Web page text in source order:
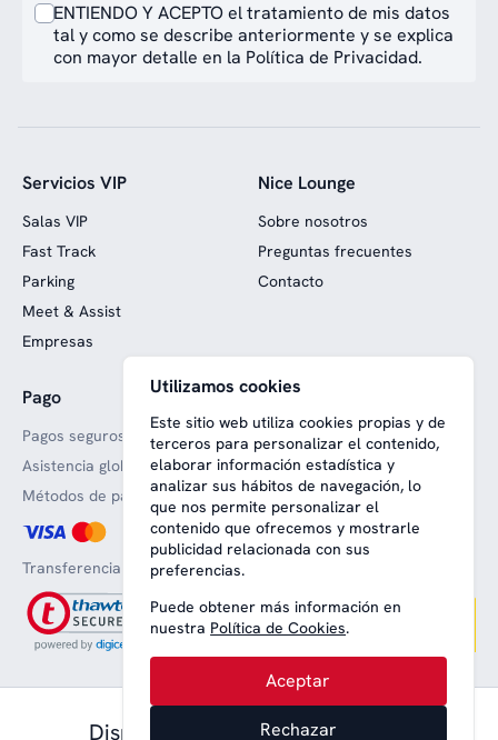
Disponible desde47,00 € pax.
ENTIENDO Y ACEPTO el tratamiento de mis datos
tal y como se describe anteriormente y se explica
con mayor detalle en la Política de Privacidad.
Servicios VIP
Salas VIP
Fast Track
Parking
Meet & Assist
Empresas
Nice Lounge
Sobre nosotros
Preguntas frecuentes
Contacto
Pago
Pagos seguros
Asistencia global
Métodos de pago aceptado
Transferencia bancaria
Web financiada con fondos
europeos
Utilizamos cookies
Este sitio web utiliza cookies propias y de
terceros para personalizar el contenido,
elaborar información estadística y
analizar sus hábitos de navegación, lo
que nos permite personalizar el
contenido que ofrecemos y mostrarle
publicidad relacionada con sus
preferencias.
Puede obtener más información en
nuestra Política de Cookies.
Aceptar
Rechazar